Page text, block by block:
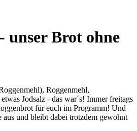
unser Brot ohne
Roggenmehl,
Jodsalz - das war´s! Immer freitags
für euch im Programm! Und
aus und bleibt dabei trotzdem gewohnt